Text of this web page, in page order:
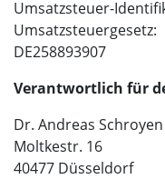
Umsatzsteuer-
Umsatzsteuergesetz:
DE258893907
Verantwortlich für
Dr. Andreas Schroyen
Moltkestr. 16
40477 Düsseldorf